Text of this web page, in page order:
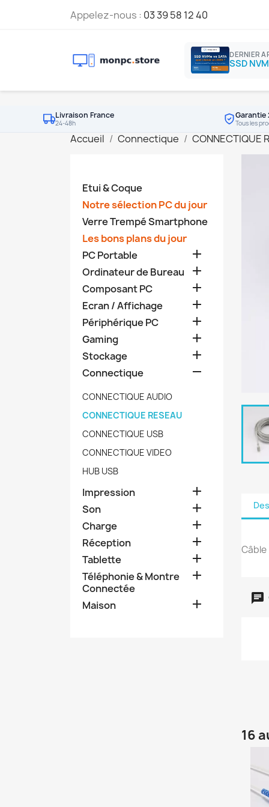
Appelez-nous : 03 39 58 12 40
DERNIER
Livraison France
24-48h
Garantie
Tous les
Accueil Connectique CONNECTIQUE
Etui & Coque
Notre sélection PC du jour
Verre Trempé Smartphone
Les bons plans du jour
PC Portable

Ordinateur de Bureau 
Composant PC 
Ecran / Affichage 
Périphérique PC 
Gaming 
Stockage 
Connectique 
CONNECTIQUE AUDIO
CONNECTIQUE RESEAU
CONNECTIQUE USB
CONNECTIQUE VIDEO
HUB USB
Impression 
Son 
Charge 
Réception 
Tablette 
Téléphonie & Montre
Connectée

Maison 
Câble
16